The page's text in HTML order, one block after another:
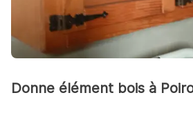
Donne élément bois à